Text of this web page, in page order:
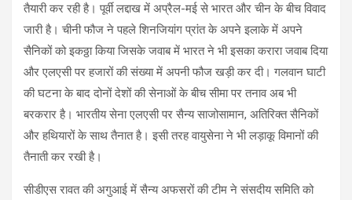
तैयारी कर रही है। पूर्वी लद्दाख में अप्रैल-मई से भारत और चीन के बीच विवाद
जारी है। चीनी फौज ने पहले शिनजियांग प्रांत के अपने इलाके में अपने
सैनिकों को इकठ्ठा किया जिसके जवाब में भारत ने भी इसका करारा जवाब दिया
और एलएसी पर हजारों की संख्या में अपनी फौज खड़ी कर दी। गलवान घाटी
की घटना के बाद दोनों देशों की सेनाओं के बीच सीमा पर तनाव अब भी
बरकरार है। भारतीय सेना एलएसी पर सैन्य साजोसामान, अतिरिक्त सैनिकों
और हथियारों के साथ तैनात है। इसी तरह वायुसेना ने भी लड़ाकू विमानों की
तैनाती कर रखी है।
सीडीएस रावत की अगुआई में सैन्य अफसरों की टीम ने संसदीय समिति को